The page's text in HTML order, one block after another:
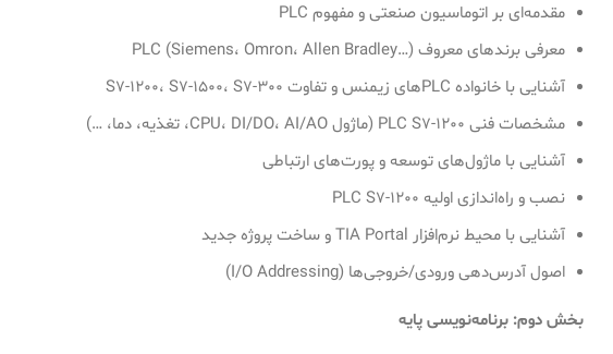
مقدمه‌ای بر اتوماسیون صنعتی و مفهوم PLC
معرفی برندهای معروف PLC (Siemens، Omron، Allen Bradley…)
آشنایی با خانواده PLCهای زیمنس و تفاوت S7-1200، S7-1500، S7-300
مشخصات فنی PLC S7-1200 (ماژول CPU، DI/DO، AI/AO، تغذیه، دما، …)
آشنایی با ماژول‌های توسعه و پورت‌های ارتباطی
نصب و راه‌اندازی اولیه PLC S7-1200
آشنایی با محیط نرم‌افزار TIA Portal و ساخت پروژه جدید
اصول آدرس‌دهی ورودی/خروجی‌ها (I/O Addressing)
بخش دوم: برنامه‌نویسی پایه